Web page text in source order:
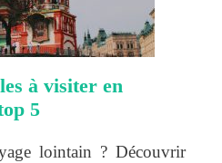
à visiter en
5
lointain ? Découvrir